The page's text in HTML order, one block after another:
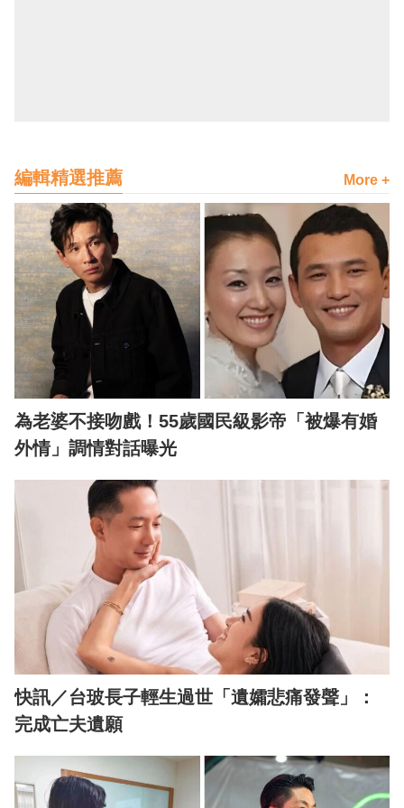
編輯精選推薦 More +
為老婆不接吻戲！55歲國民級影帝「被爆有婚
外情」調情對話曝光
快訊／台玻長子輕生過世「遺孀悲痛發聲」：
完成亡夫遺願